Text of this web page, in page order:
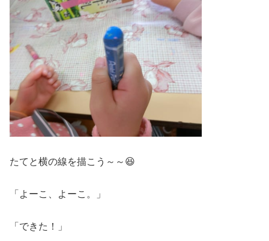
たてと横の線を描こう～～😆
「よーこ、よーこ。」
「できた！」